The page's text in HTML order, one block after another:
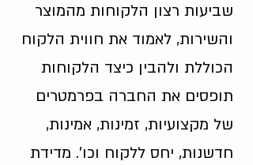
שביעות רצון הלקוחות מהמוצר
והשירות, לאמוד את חווית הלקוח
הכוללת ולהבין כיצד הלקוחות
תופסים את החברה בפרמטרים
של מקצועיות, זמינות, אמינות,
חדשנות, יחס ללקוח וכו'. מדידת